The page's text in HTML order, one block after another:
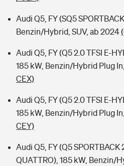
Audi Q5, FY (SQ5
Benzin/Hybrid, SUV, ab 2024
Audi Q5, FY (Q5 2.0 TFSI E-
185 kW, Benzin/Hybrid Plug
CEX)
Audi Q5, FY (Q5 2.0 TFSI E-
185 kW, Benzin/Hybrid Plug
CEY)
Audi Q5, FY (Q5 SPORTBACK
QUATTRO), 185 kW, Benzin/